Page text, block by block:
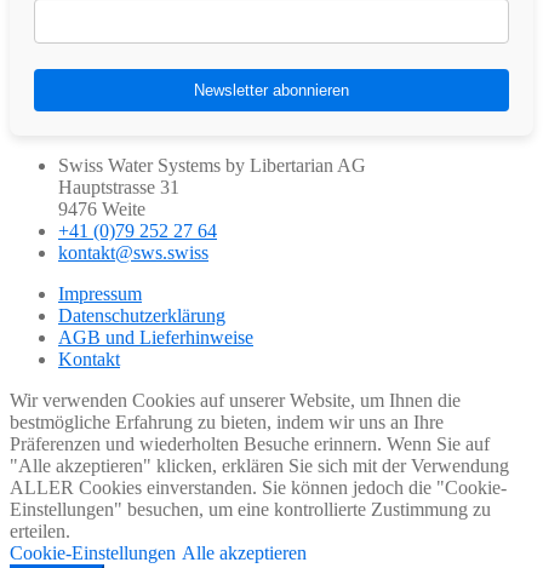
Swiss Water Systems by Libertarian AG
Hauptstrasse 31
9476 Weite
+41 (0)79 252 27 64
kontakt@sws.swiss
Impressum
Datenschutzerklärung
AGB und Lieferhinweise
Kontakt
Wir verwenden Cookies auf unserer Website, um Ihnen die
bestmögliche Erfahrung zu bieten, indem wir uns an Ihre
Präferenzen und wiederholten Besuche erinnern. Wenn Sie auf
"Alle akzeptieren" klicken, erklären Sie sich mit der Verwendung
ALLER Cookies einverstanden. Sie können jedoch die "Cookie-
Einstellungen" besuchen, um eine kontrollierte Zustimmung zu
erteilen.
Cookie-Einstellungen Alle akzeptieren